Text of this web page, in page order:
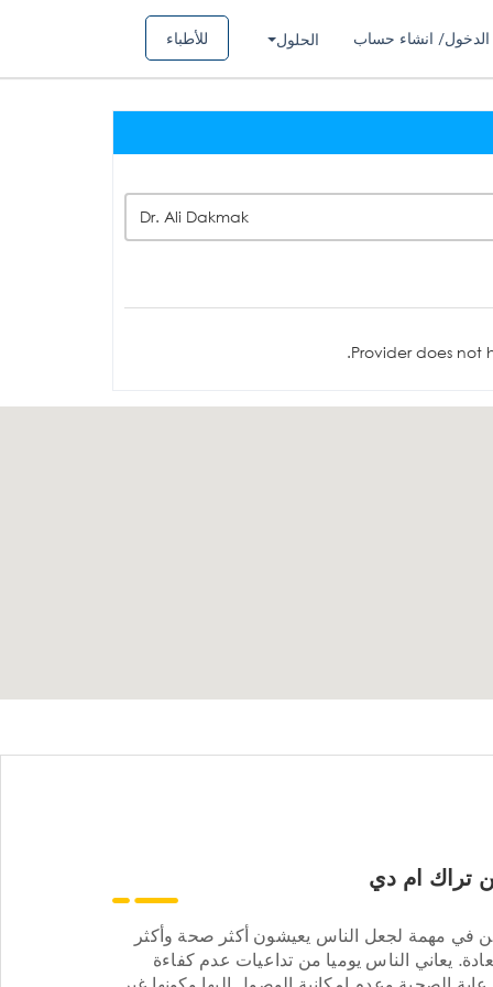
للأطباء الحلول انشاء حساب
Dr. Ali Dakmak
Provider does not
تراك ام دي
في مهمة لجعل الناس يعيشون أكثر صحة وأكثر
يعاني الناس يوميا من تداعيات عدم كفاءة